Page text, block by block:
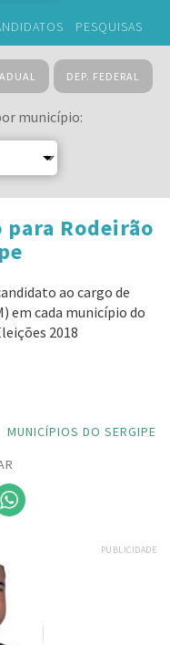
PESQUISAS
DEP. FEDERAL
município:
Rodeirão
ao cargo de
em cada município do
2018
MUNICÍPIOS DO SERGIPE
PUBLICIDADE